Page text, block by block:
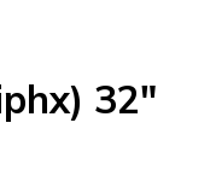
32"